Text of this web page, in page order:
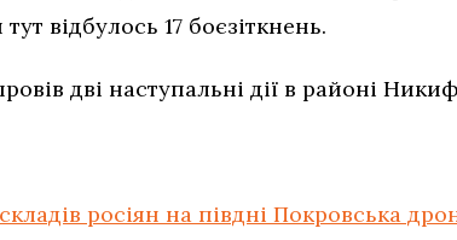
відбулось 17 боєзіткнень.
дві наступальні дії в районі
росіян на півдні Покровська